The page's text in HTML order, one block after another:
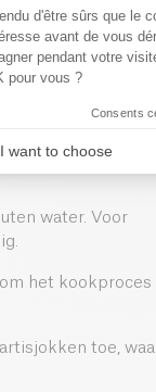
water. Voor
het kookproces
toe,
d'être sûrs que le
avant de vous
pendant votre
pour vous ?
Consents
I want to choose